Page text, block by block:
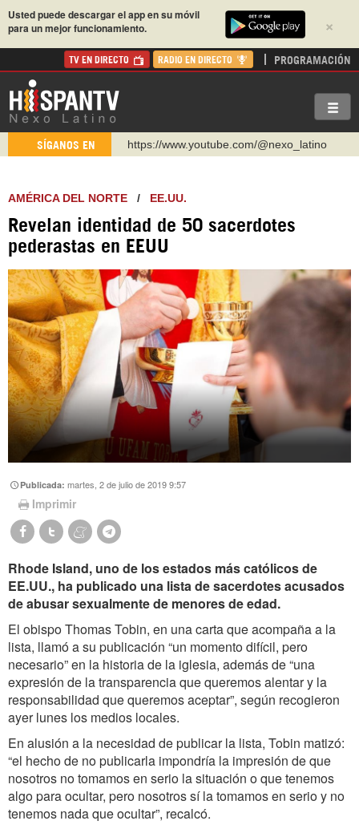
×
Usted puede descargar el app en su móvil
para un mejor funcionamiento.
TV EN DIRECTO RADIO EN DIRECTO PROGRAMACIÓN
SÍGANOS EN
https://www.youtube.com/@nexo_latino
https://t.me/hispantvcanal
https://urmedium.com/c/hispantv
WhatsApp y Viber: +98 921 79 29 404
https://www.facebook.com/Nexolatino.Canal
AMÉRICA DEL NORTE / EE.UU.
Revelan identidad de 50 sacerdotes
pederastas en EEUU
Publicada:martes, 2 de julio de 2019 9:57
Imprimir
Rhode Island, uno de los estados más católicos de
EE.UU., ha publicado una lista de sacerdotes acusados
de abusar sexualmente de menores de edad.
El obispo Thomas Tobin, en una carta que acompaña a la
lista, llamó a su publicación “un momento difícil, pero
necesario” en la historia de la iglesia, además de “una
expresión de la transparencia que queremos alentar y la
responsabilidad que queremos aceptar”, según recogieron
ayer lunes los medios locales.
En alusión a la necesidad de publicar la lista, Tobin matizó:
“el hecho de no publicarla impondría la impresión de que
nosotros no tomamos en serio la situación o que tenemos
algo para ocultar, pero nosotros sí la tomamos en serio y no
tenemos nada que ocultar”, recalcó.